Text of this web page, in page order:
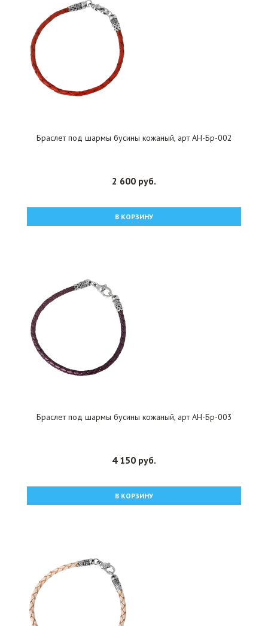
Браслет под шармы бусины кожаный, арт АН-Бр-002
2 600 руб.
В КОРЗИНУ
Браслет под шармы бусины кожаный, арт АН-Бр-003
4 150 руб.
В КОРЗИНУ